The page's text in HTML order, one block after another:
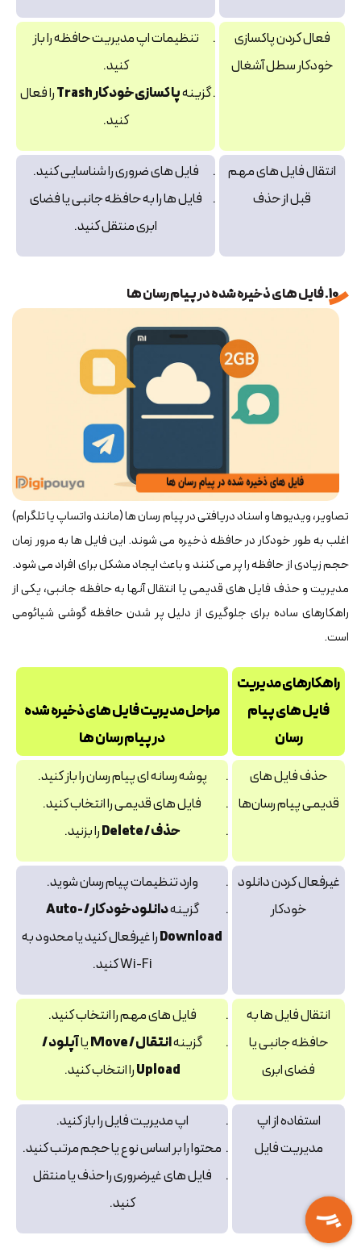
فعال کردن پاکسازی
خودکار سطل آشغال
تنظیمات اپ مدیریت حافظه را باز
کنید.
گزینهپاکسازی خودکار Trash
را فعال
کنید.
انتقال فایل‌ های مهم
قبل از حذف
فایل‌ های ضروری را شناسایی کنید.
فایل‌ ها را به حافظه جانبی یا فضای
ابری منتقل کنید.
10. فایل های ذخیره شده در پیام رسان ها
تصاویر، ویدیوها و اسناد دریافتی در پیام رسان ها (مانند واتساپ یا تلگرام)
اغلب به طور خودکار در حافظه ذخیره می شوند. این فایل ها به مرور زمان
حجم زیادی از حافظه را پر می کنند و باعث ایجاد مشکل برای افراد می شود.
مدیریت و حذف فایل های قدیمی یا انتقال آنها به حافظه جانبی، یکی از
راهکارهای ساده برای جلوگیری از دلیل پر شدن حافظه گوشی شیائومی
است.
راهکارهای مدیریت
فایل های پیام
رسان
مراحل مدیریت فایل های ذخیره شده
در پیام رسان ها
حذف فایل‌ های
قدیمی پیام‌ رسان‌ها
پوشه رسانه‌ ای پیام‌ رسان را باز کنید.
فایل‌ های قدیمی را انتخاب کنید.
حذف / Delete
را بزنید.
غیرفعال کردن دانلود
خودکار
وارد تنظیمات پیام‌ رسان شوید.
گزینه
دانلود خودکار / Auto-
Downloadرا غیرفعال کنید یا محدود به
Wi-Fi کنید.
انتقال فایل‌ ها به
حافظه جانبی یا
فضای ابری
فایل‌ های مهم را انتخاب کنید.
گزینهانتقال / Move یاآپلود /
Uploadرا انتخاب کنید.
استفاده از اپ
مدیریت فایل
اپ مدیریت فایل را باز کنید.
محتوا را بر اساس نوع یا حجم مرتب کنید.
فایل‌ های غیرضروری را حذف یا منتقل
کنید.